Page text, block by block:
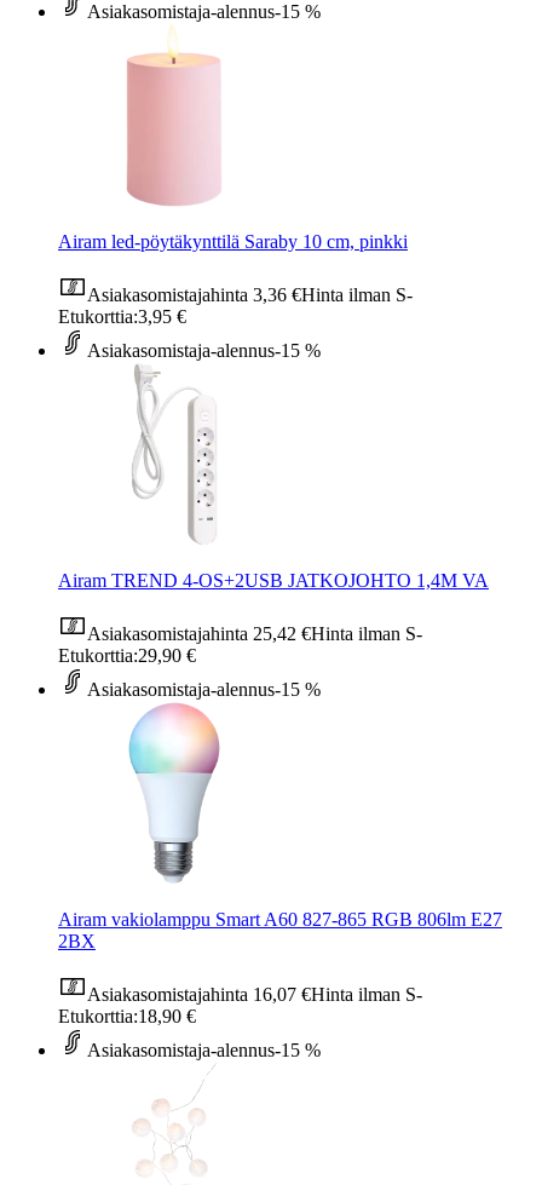
Asiakasomistaja-alennus-15 %
Airam led-pöytäkynttilä Saraby 10 cm, pinkki
Asiakasomistajahinta 3,36 €Hinta ilman S-
Etukorttia:3,95 €
Asiakasomistaja-alennus-15 %
Airam TREND 4-OS+2USB JATKOJOHTO 1,4M VA
Asiakasomistajahinta 25,42 €Hinta ilman S-
Etukorttia:29,90 €
Asiakasomistaja-alennus-15 %
Airam vakiolamppu Smart A60 827-865 RGB 806lm E27
2BX
Asiakasomistajahinta 16,07 €Hinta ilman S-
Etukorttia:18,90 €
Asiakasomistaja-alennus-15 %